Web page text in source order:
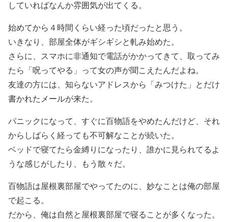
していればなんか雰囲気が出てくる。
始めてから４時間くらい経った頃だったと思う。
いきなり、部屋全体がギシギシと軋み始めた。
さらに、スマホに非通知で電話がかかってきて、取ってみ
たら「呪ってやる」って女の声が聞こえたんだよね。
友達の方には、知らないアドレスから「みつけた」とだけ
書かれたメールが来た。
パニックになって、すぐに百物語をやめたんだけど、それ
からしばらく経っても不可解なことが続いた。
ベッドで寝てたら金縛りになったり、誰かに見られてるよ
うな感じがしたり、もう散々だ。
百物語は屋根裏部屋でやってたのに、妙なことは俺の部屋
で起こる。
だから、俺は自然と屋根裏部屋で寝ることが多くなった。